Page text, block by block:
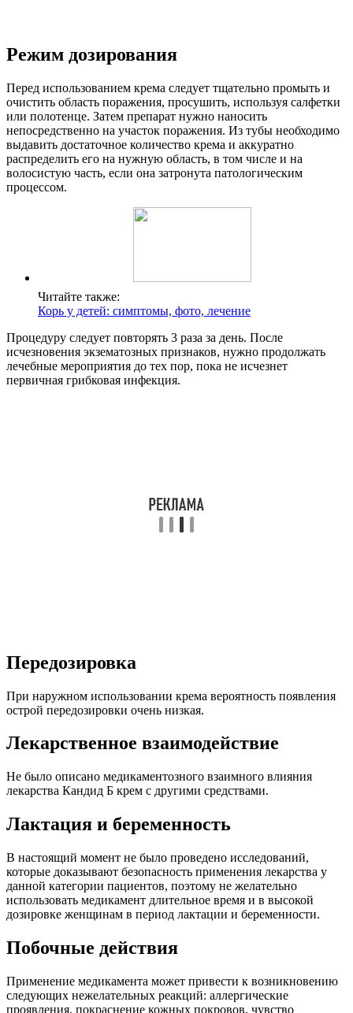
Режим дозирования
Перед использованием крема следует тщательно промыть и
очистить область поражения, просушить, используя салфетки
или полотенце. Затем препарат нужно наносить
непосредственно на участок поражения. Из тубы необходимо
выдавить достаточное количество крема и аккуратно
распределить его на нужную область, в том числе и на
волосистую часть, если она затронута патологическим
процессом.
Читайте также:
Корь у детей: симптомы, фото, лечение
Процедуру следует повторять 3 раза за день. После
исчезновения экзематозных признаков, нужно продолжать
лечебные мероприятия до тех пор, пока не исчезнет
первичная грибковая инфекция.
Передозировка
При наружном использовании крема вероятность появления
острой передозировки очень низкая.
Лекарственное взаимодействие
Не было описано медикаментозного взаимного влияния
лекарства Кандид Б крем с другими средствами.
Лактация и беременность
В настоящий момент не было проведено исследований,
которые доказывают безопасность применения лекарства у
данной категории пациентов, поэтому не желательно
использовать медикамент длительное время и в высокой
дозировке женщинам в период лактации и беременности.
Побочные действия
Применение медикамента может привести к возникновению
следующих нежелательных реакций: аллергические
проявления, покраснение кожных покровов, чувство